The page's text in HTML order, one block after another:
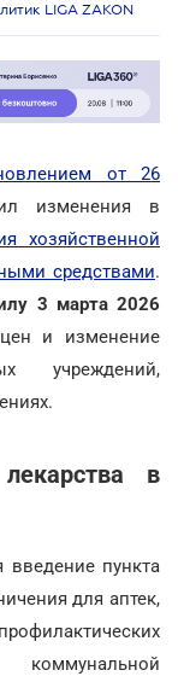
LIGA ZAKON
от 26
изменения в
хозяйственной
средствами.
3 марта 2026
и изменение
учреждений,
в
пункта
для аптек,